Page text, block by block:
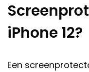
iPhone 12?
Een